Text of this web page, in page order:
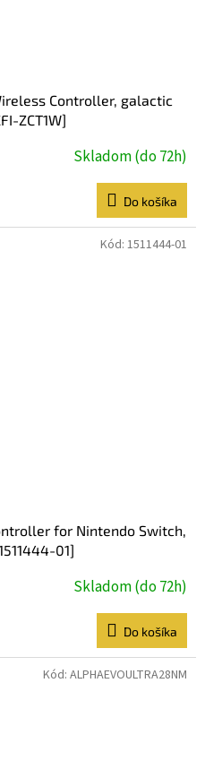
Controller, galactic
ZCT1W]
Skladom (do 72h)
Do košíka
for Nintendo Switch,
01]
Skladom (do 72h)
Do košíka
Kód: 1511444-01
Kód: ALPHAEVOULTRA28NM